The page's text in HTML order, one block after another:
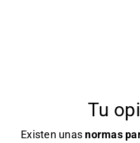
Tu
Existen unas normas